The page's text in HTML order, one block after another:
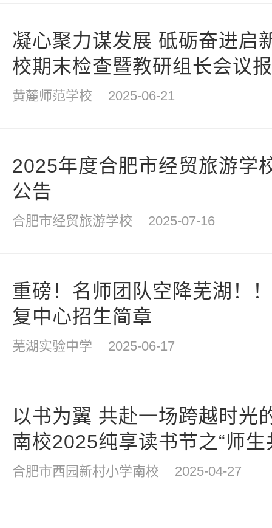
凝心聚力谋发展 砥砺奋进
校期末检查暨教研组长会议
黄麓师范学校 2025-06-21
2025年度合肥市经贸旅游学
公告
合肥市经贸旅游学校 2025-07-16
重磅！名师团队空降芜湖！
复中心招生简章
芜湖实验中学 2025-06-17
以书为翼 共赴一场跨越时
南校2025纯享读书节之“师生
报道
合肥市西园新村小学南校 2025-04-27